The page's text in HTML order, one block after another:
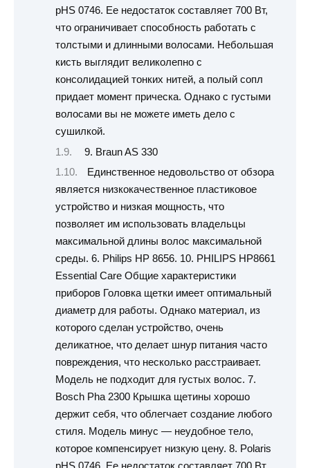
pHS 0746. Ее недостаток составляет 700 Вт,
что ограничивает способность работать с
толстыми и длинными волосами. Небольшая
кисть выглядит великолепно с
консолидацией тонких нитей, а полый сопл
придает момент прическа. Однако с густыми
волосами вы не можете иметь дело с
сушилкой.
9. Braun AS 330
Единственное недовольство от обзора
является низкокачественное пластиковое
устройство и низкая мощность, что
позволяет им использовать владельцы
максимальной длины волос максимальной
среды. 6. Philips HP 8656. 10. PHILIPS HP8661
Essential Care Общие характеристики
приборов Головка щетки имеет оптимальный
диаметр для работы. Однако материал, из
которого сделан устройство, очень
деликатное, что делает шнур питания часто
повреждения, что несколько расстраивает.
Модель не подходит для густых волос. 7.
Bosch Pha 2300 Крышка щетины хорошо
держит себя, что облегчает создание любого
стиля. Модель минус — неудобное тело,
которое компенсирует низкую цену. 8. Polaris